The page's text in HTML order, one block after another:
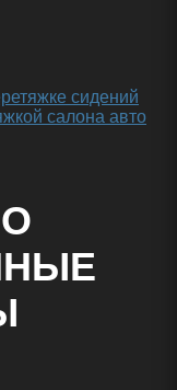
сидений
салона авто